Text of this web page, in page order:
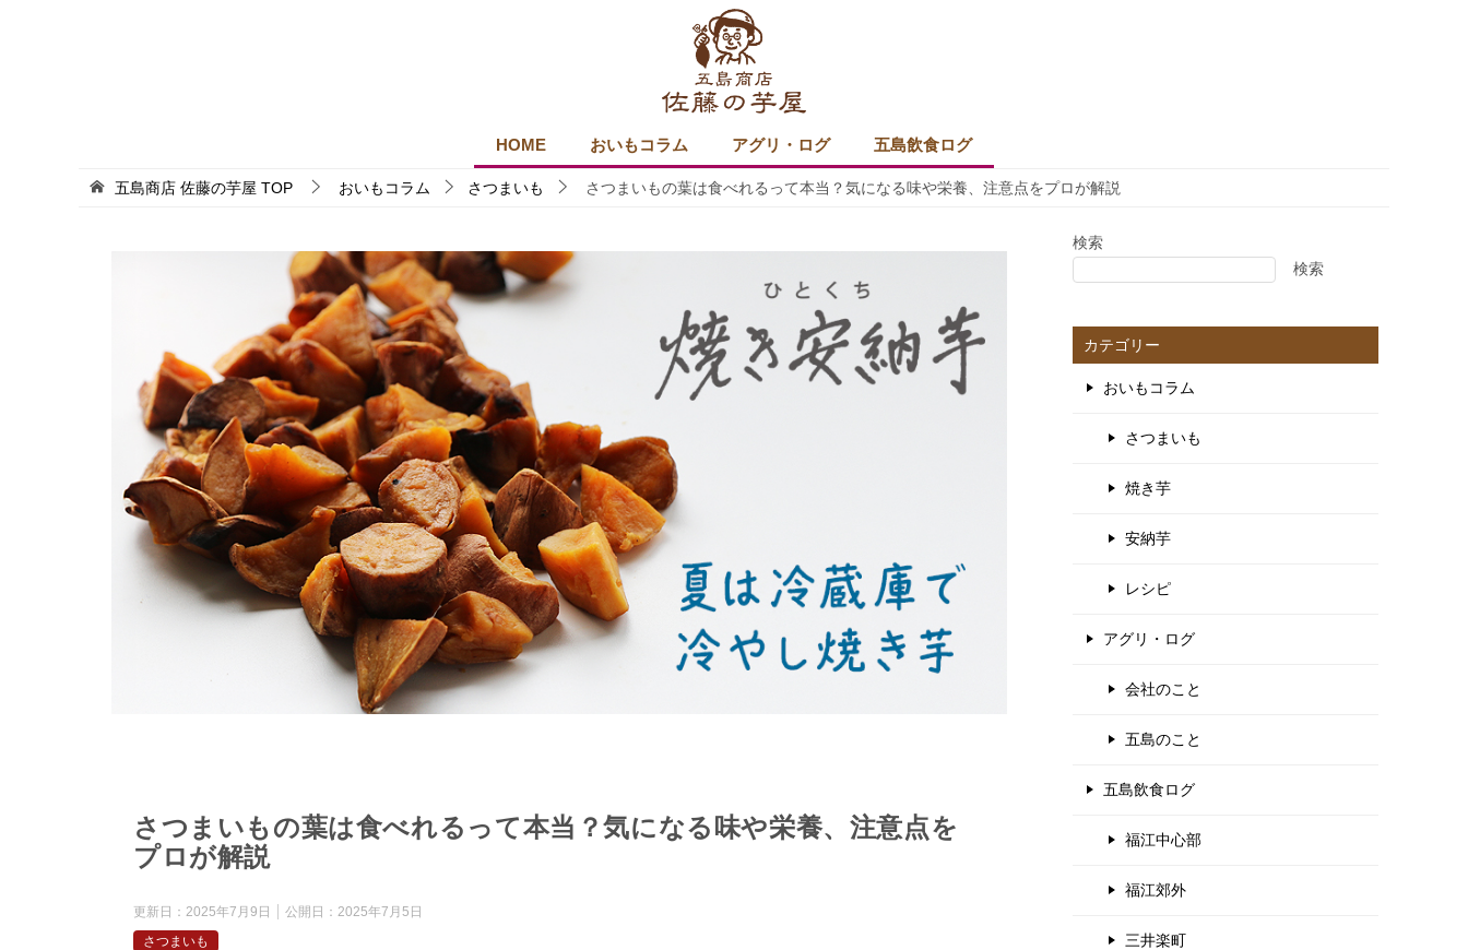
HOME おいもコラム アグリ・ログ 五島飲食ログ
五島商店 佐藤の芋屋 TOP おいもコラム さつまいも さつまいもの葉は食べれるって本当？気になる味や栄養、注意点をプロが解説
さつまいもの葉は食べれるって本当？気になる味や栄養、注意点を
プロが解説
更新日： 2025年7月9日 公開日： 2025年7月5日
さつまいも
検索
検索
カテゴリー
おいもコラム
さつまいも
焼き芋
安納芋
レシピ
アグリ・ログ
会社のこと
五島のこと
五島飲食ログ
福江中心部
福江郊外
三井楽町